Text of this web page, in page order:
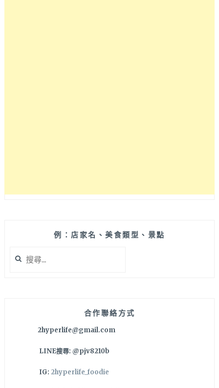
例：店家名、美食類型、景點
尋
合作聯絡方式
2hyperlife@gmail.com
LINE搜尋: @pjv8210b
IG: 2hyperlife_foodie